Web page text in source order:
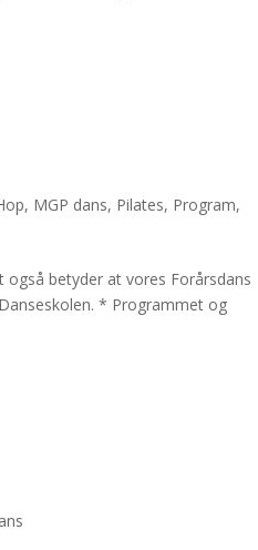
, MGP dans, Pilates, Program,
betyder at vores Forårsdans
* Programmet og